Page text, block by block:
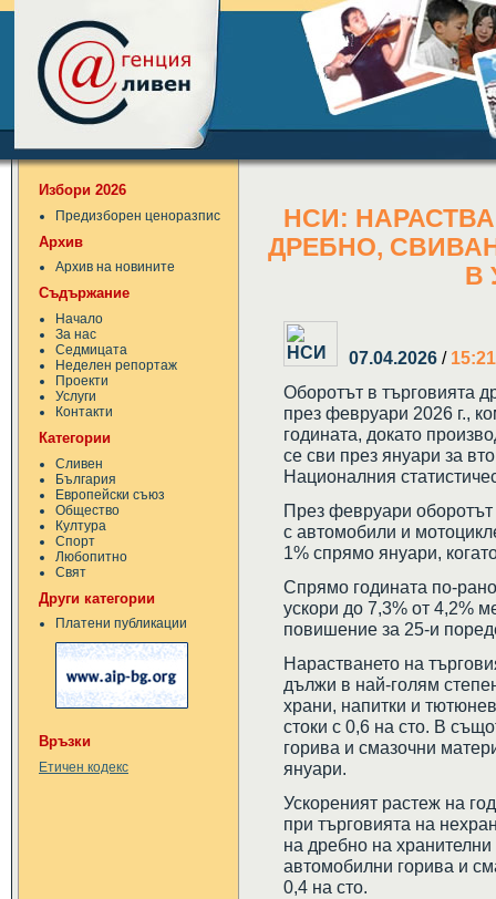
Избори 2026
Предизборен ценоразпис
Архив
Архив на новините
Съдържание
Начало
За нас
Седмицата
Неделен репортаж
Проекти
Услуги
Контакти
Категории
Сливен
България
Европейски съюз
Общество
Култура
Спорт
Любопитно
Свят
Други категории
Платени публикации
Връзки
Етичен кодекс
НСИ:
ДРЕБНО,
В
07.04.2026 / 15:21
Оборотът в търговията
през февруари 2026 г.,
годината, докато
се сви през януари за
Националния
През февруари
с автомобили и
1% спрямо януари,
Спрямо годината по-
ускори до 7,3% от 4,2%
повишение за 25-и
Нарастването на
дължи в най-голям
храни, напитки и
стоки с 0,6 на сто. В
горива и смазочни
януари.
Ускореният растеж на
при търговията на
на дребно на хранителни
автомобилни горива и
0,4 на сто.